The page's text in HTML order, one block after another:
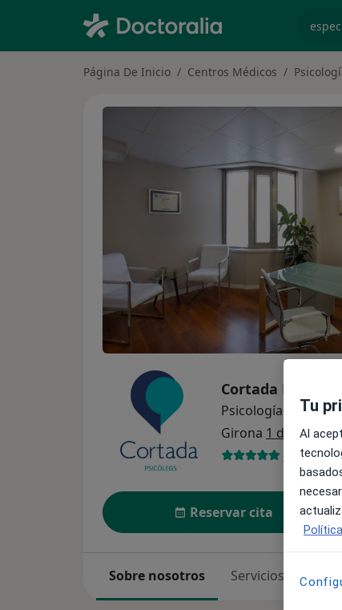
Página De Inicio Centros Médicos
Cortada Psicòlegs
Psicología
Girona 1 dirección
188
Reservar cita
Sobre nosotros Servicios
Tu
Al